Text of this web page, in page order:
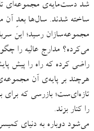
شد دست‌مایه‌ی مجموعه‌ای
ساخته شدند. سال‌ها بعدِ آن
مجموعه‌سازان رسید؛ این
می‌کرده؟ مدارج عالیه را
راضی کرده که راه را پیش
هرچند بر پایه‌ی آن مجموعه‌ی
تازه‌ای‌ست؛ بازرسی که برای
را کنار بزند.
می‌شود دوباره به دنیای